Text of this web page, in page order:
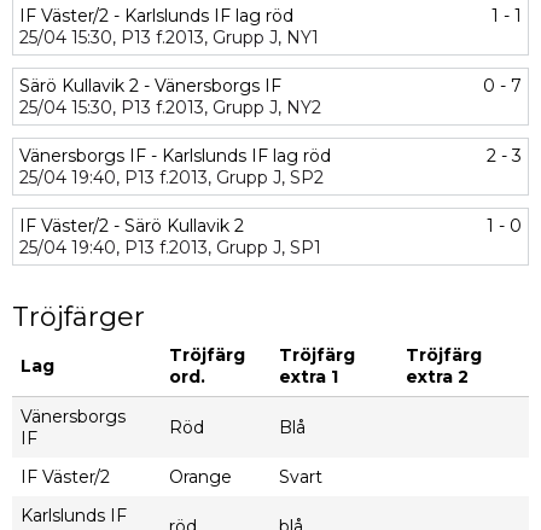
IF Väster/2 - Karlslunds IF lag röd
1 - 1
25/04 15:30, P13 f.2013, Grupp J, NY1
Särö Kullavik 2 - Vänersborgs IF
0 - 7
25/04 15:30, P13 f.2013, Grupp J, NY2
Vänersborgs IF - Karlslunds IF lag röd
2 - 3
25/04 19:40, P13 f.2013, Grupp J, SP2
IF Väster/2 - Särö Kullavik 2
1 - 0
25/04 19:40, P13 f.2013, Grupp J, SP1
Tröjfärger
Lag
Tröjfärg
ord.
Tröjfärg
extra 1
Tröjfärg
extra 2
Vänersborgs
IF
Röd Blå
IF Väster/2 Orange
Svart
Karlslunds IF